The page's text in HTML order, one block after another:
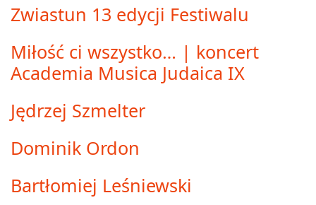
Zwiastun 13 edycji Festiwalu
Miłość ci wszystko… | koncert
Academia Musica Judaica IX
Jędrzej Szmelter
Dominik Ordon
Bartłomiej Leśniewski